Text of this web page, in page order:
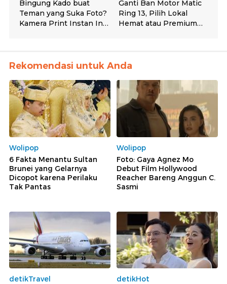
Rekomendasi untuk Anda
Wolipop
6 Fakta Menantu Sultan
Brunei yang Gelarnya
Dicopot karena Perilaku
Tak Pantas
Wolipop
Foto: Gaya Agnez Mo
Debut Film Hollywood
Reacher Bareng Anggun C.
Sasmi
detikTravel detikHot